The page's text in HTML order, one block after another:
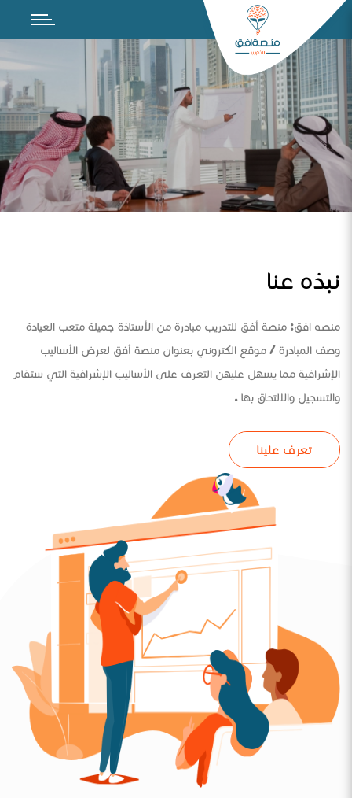
نبذه عنا
منصه افق: منصة أفق للتدريب مبادرة من الأستاذة جميلة متعب العيادة
وصف المبادرة / موقع الكتروني بعنوان منصة أفق لعرض الأساليب
الإشرافية مما يسهل عليهن التعرف على الأساليب الإشرافية التي ستقام
والتسجيل والالتحاق بها .
تعرف علينا